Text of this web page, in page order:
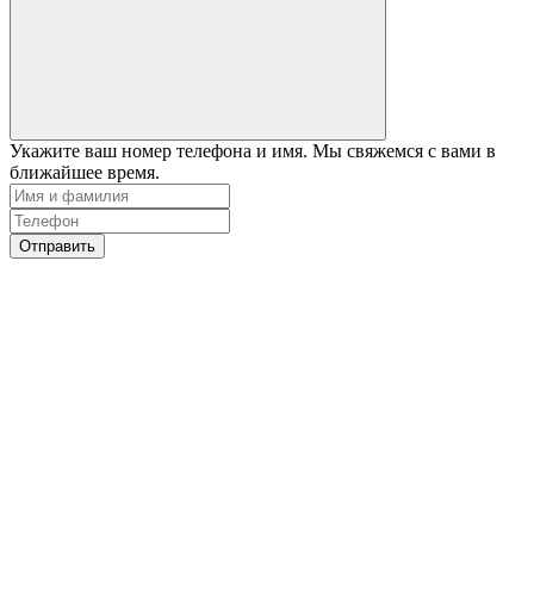
Укажите ваш номер телефона и имя. Мы свяжемся с вами в
ближайшее время.
Отправить